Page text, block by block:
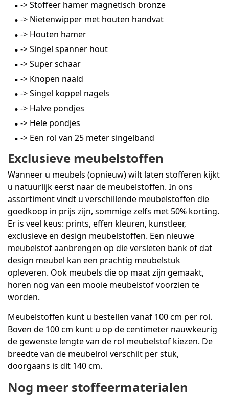
-> Stoffeer hamer magnetisch bronze
-> Nietenwipper met houten handvat
-> Houten hamer
-> Singel spanner hout
-> Super schaar
-> Knopen naald
-> Singel koppel nagels
-> Halve pondjes
-> Hele pondjes
-> Een rol van 25 meter singelband
Exclusieve meubelstoffen
Wanneer u meubels (opnieuw) wilt laten stofferen kijkt
u natuurlijk eerst naar de meubelstoffen. In ons
assortiment vindt u verschillende meubelstoffen die
goedkoop in prijs zijn, sommige zelfs met 50% korting.
Er is veel keus: prints, effen kleuren, kunstleer,
exclusieve en design meubelstoffen. Een nieuwe
meubelstof aanbrengen op die versleten bank of dat
design meubel kan een prachtig meubelstuk
opleveren. Ook meubels die op maat zijn gemaakt,
horen nog van een mooie meubelstof voorzien te
worden.
Meubelstoffen kunt u bestellen vanaf 100 cm per rol.
Boven de 100 cm kunt u op de centimeter nauwkeurig
de gewenste lengte van de rol meubelstof kiezen. De
breedte van de meubelrol verschilt per stuk,
doorgaans is dit 140 cm.
Nog meer stoffeermaterialen